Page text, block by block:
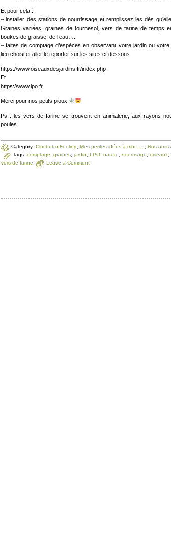
Et pour cela :
– installer des stations de nourrissage et remplissez les dès
Graines variées, graines de tournesol, vers de farine de temps
boukes de graisse, de l’eau….
– faites de comptage d’espèces en observant votre jardin ou
lieu choisi et aller le reporter sur les sites ci-dessous
https://www.oiseauxdesjardins.fr/index.php
Et
https://www.lpo.fr
Merci pour nos petits pioux
Ps : les vers de farine se trouvent en animalerie, aux rayons
poules
Category: Clochetto-Feeling Mes petites idées à moi .....
Nos amis
Tags: comptage graines jardin LPO nature nourrisage oiseaux
vers de farine
Leave a Comment